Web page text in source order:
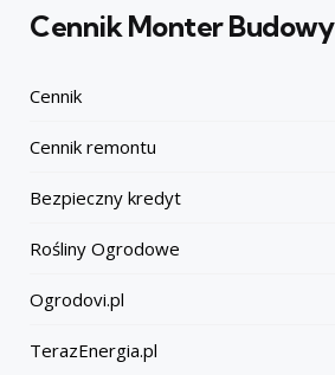
Cennik Monter Budowy
Cennik
Cennik remontu
Bezpieczny kredyt
Rośliny Ogrodowe
Ogrodovi.pl
TerazEnergia.pl